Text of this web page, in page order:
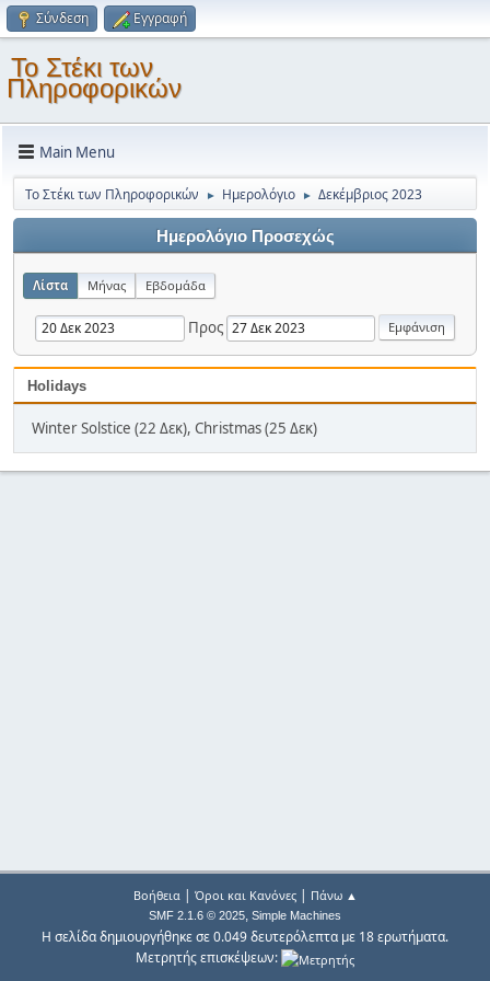
Σύνδεση Εγγραφή
Το Στέκι των
Πληροφορικών
Main Menu
Το Στέκι των Πληροφορικών ► Ημερολόγιο ► Δεκέμβριος 2023
Ημερολόγιο Προσεχώς
Λίστα Μήνας Εβδομάδα
Προς
Holidays
Winter Solstice (22 Δεκ), Christmas (25 Δεκ)
Βοήθεια| Όροι και Κανόνες| Πάνω ▲
SMF 2.1.6 © 2025, Simple Machines
Η σελίδα δημιουργήθηκε σε 0.049 δευτερόλεπτα με 18 ερωτήματα.
Μετρητής επισκέψεων: